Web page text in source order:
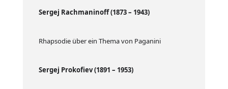
Sergej Rachmaninoff(1873 – 1943)
Rhapsodie über ein Thema von Paganini
Sergej Prokofiev (1891 – 1953)